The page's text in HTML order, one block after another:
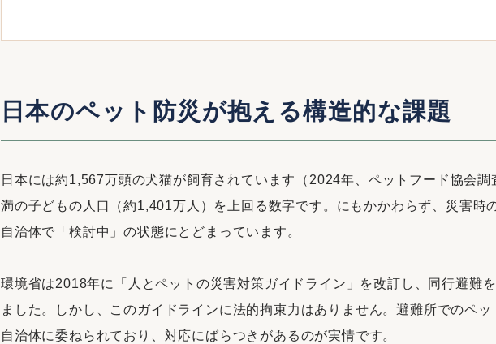
日本のペット防災が抱える構造的な課題
日本には約1,567万頭の犬猫が飼育されています（2024年、ペットフード協会調
満の子どもの人口（約1,401万人）を上回る数字です。にもかかわらず、災害時
自治体で「検討中」の状態にとどまっています。
環境省は2018年に「人とペットの災害対策ガイドライン」を改訂し、同行避難
ました。しかし、このガイドラインに法的拘束力はありません。避難所でのペッ
自治体に委ねられており、対応にばらつきがあるのが実情です。